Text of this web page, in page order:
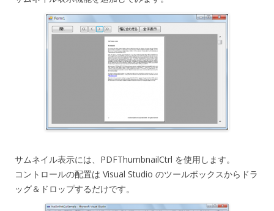
サムネイル表示には、PDFThumbnailCtrl を使用します。
コントロールの配置は Visual Studio のツールボックスからドラ
ッグ＆ドロップするだけです。